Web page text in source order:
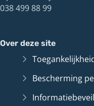
038 499 88 99
Over deze site
Bescherming